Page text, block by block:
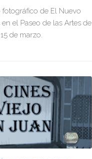
fotográfico de El Nuevo
el Paseo de las Artes de
de marzo.